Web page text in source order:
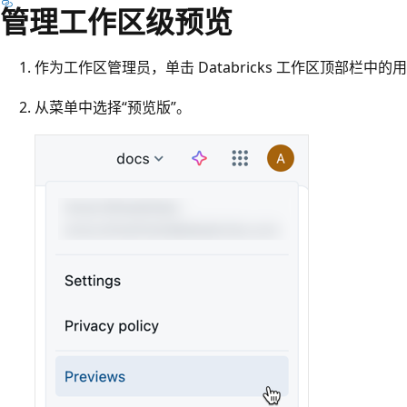
管理工作区级预览
作为工作区管理员，单击 Databricks 工作区顶部栏中的
从菜单中选择“预览版”。